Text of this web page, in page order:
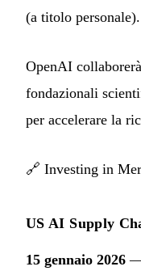
(a titolo personale).
OpenAI
fondazionali
per accelerare la
🔗 Investing in
US AI Supply
15 gennaio 2026 —